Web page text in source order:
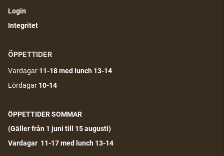
Login
Integritet
ÖPPETTIDER
Vardagar 11-18med lunch 13-14
Lördagar 10-14
ÖPPETTIDER SOMMAR
(Gäller från 1 juni till 15 augusti)
Vardagar 11-17 med lunch 13-14